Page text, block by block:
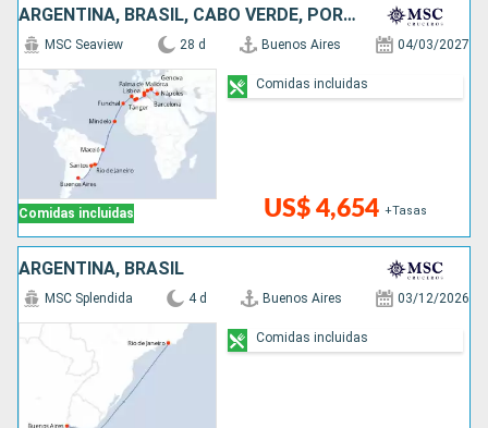
ARGENTINA, BRASIL, CABO VERDE, PORTUGAL, MARRUECOS, ESPAÑA, FRANCIA, ITALIA
Comidas incluidas
MSC Seaview 28 d Buenos Aires 04/03/2027
US$ 4,654 +Tasas
Comidas incluidas
ARGENTINA, BRASIL
MSC Splendida 4 d Buenos Aires 03/12/2026
Comidas incluidas